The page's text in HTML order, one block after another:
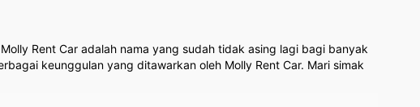
Rent Car adalah nama yang sudah tidak asing lagi bagi banyak
keunggulan yang ditawarkan oleh Molly Rent Car. Mari simak